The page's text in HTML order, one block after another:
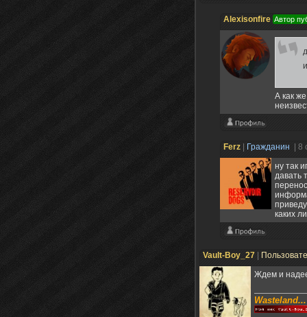
Alexisonfire Автор
А как
Ferz Гражданин
|
ну так
давать
каких
Vault-Boy_27
Ждем и